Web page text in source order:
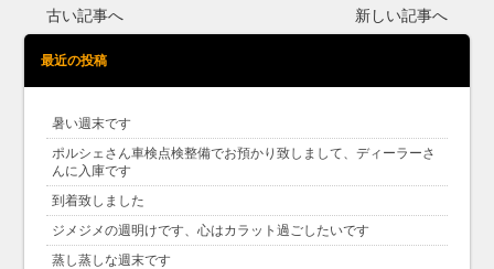
古い記事へ 新しい記事へ
最近の投稿
暑い週末です
ポルシェさん車検点検整備でお預かり致しまして、ディーラーさ
んに入庫です
到着致しました
ジメジメの週明けです、心はカラット過ごしたいです
蒸し蒸しな週末です